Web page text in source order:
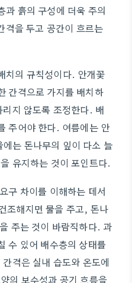
과 흙의 구성에 더욱 주의
격을 두고 공간이 흐르는
치의 규칙성이다. 안개꽃
간격으로 가지를 배치하
지 않도록 조정한다. 배
주어야 한다. 여름에는 안
는 돈나무의 잎이 다소 늘
유지하는 것이 포인트다.
구 차이를 이해하는 데서
조해지면 물을 주고, 돈나
주는 것이 바람직하다. 과
수 있어 배수층의 상태를
격은 실내 습도와 온도에
의 보수성과 공기 흐름을